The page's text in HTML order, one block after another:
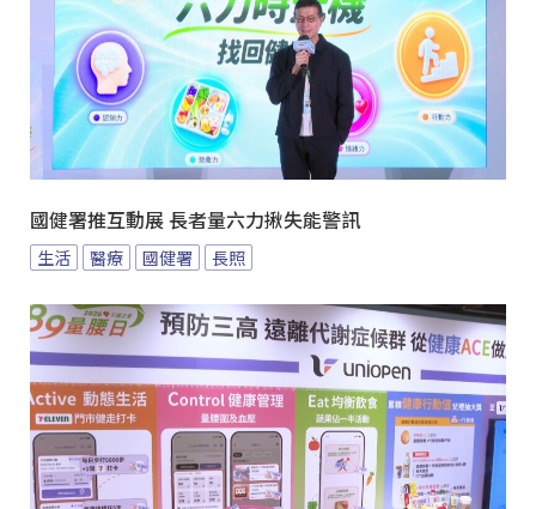
國健署推互動展 長者量六力揪失能警訊
生活 醫療 國健署 長照